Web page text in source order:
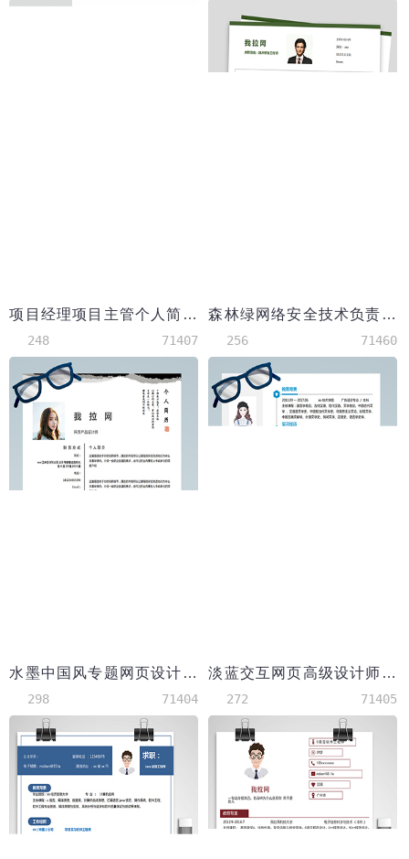
项目经理项目主管个人简历
248 71407
森林绿网络安全技术负责人简历模板
256 71460
水墨中国风专题网页设计师简历模板
298 71404
淡蓝交互网页高级设计师简历模板
272 71405